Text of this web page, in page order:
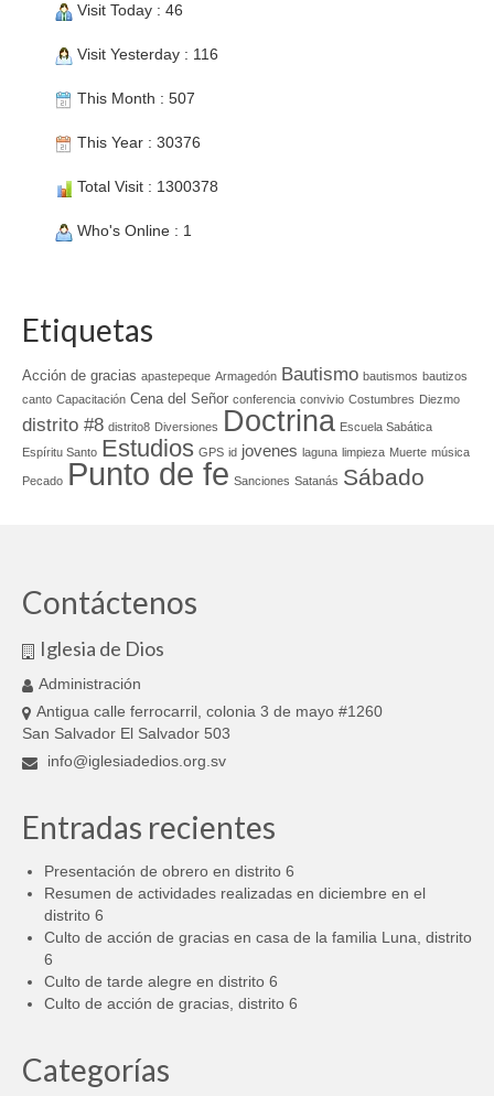
Visit Today : 46
Visit Yesterday : 116
This Month : 507
This Year : 30376
Total Visit : 1300378
Who's Online : 1
Etiquetas
Acción de gracias apastepeque Armagedón Bautismo bautismos bautizos
canto Capacitación Cena del Señor conferencia convivio Costumbres Diezmo
distrito #8 distrito8 Diversiones Doctrina Escuela Sabática
Espíritu Santo Estudios GPS id jovenes laguna limpieza Muerte música
Pecado Punto de fe Sanciones Satanás Sábado
Contáctenos
Iglesia de Dios
Administración
Antigua calle ferrocarril, colonia 3 de mayo #1260
San Salvador El Salvador 503
info@iglesiadedios.org.sv
Entradas recientes
Presentación de obrero en distrito 6
Resumen de actividades realizadas en diciembre en el
distrito 6
Culto de acción de gracias en casa de la familia Luna, distrito
6
Culto de tarde alegre en distrito 6
Culto de acción de gracias, distrito 6
Categorías